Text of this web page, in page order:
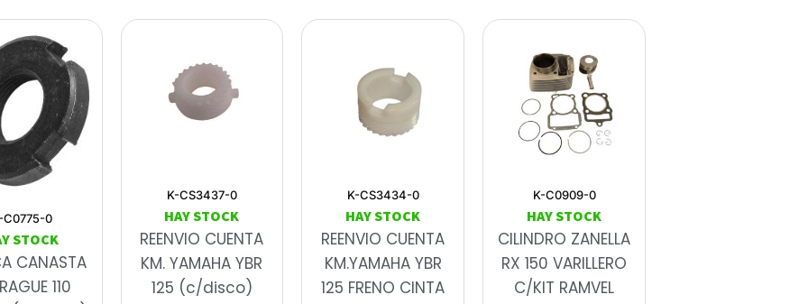
C0775-0
STOCK
CANASTA
110
K-CS3437-0
HAY STOCK
REENVIO CUENTA
KM. YAMAHA YBR
125 (c/disco)
K-CS3434-0
HAY STOCK
REENVIO CUENTA
KM.YAMAHA YBR
125 FRENO CINTA
K-C0909-0
HAY STOCK
CILINDRO ZANELLA
RX 150 VARILLERO
C/KIT RAMVEL